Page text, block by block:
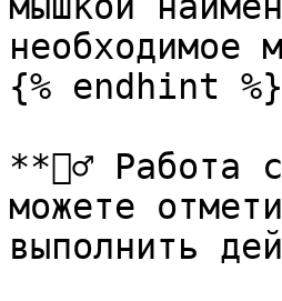
необходимое
{% endhint %}
**🙋‍♂️ Работа
можете
выполнить